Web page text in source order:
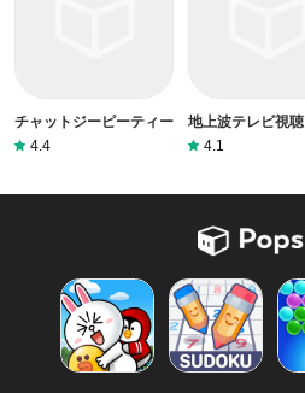
チャットジーピーティー
4.4
地上波テレビ視聴
4.1